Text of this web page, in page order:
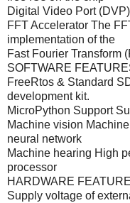
Digital Video Port
FFT Accelerator The
implementation of the
Fast Fourier Transform
SOFTWARE
FreeRtos & Standard
development kit.
MicroPython Support
Machine vision
neural network
Machine hearing High
processor
HARDWARE
Supply voltage of